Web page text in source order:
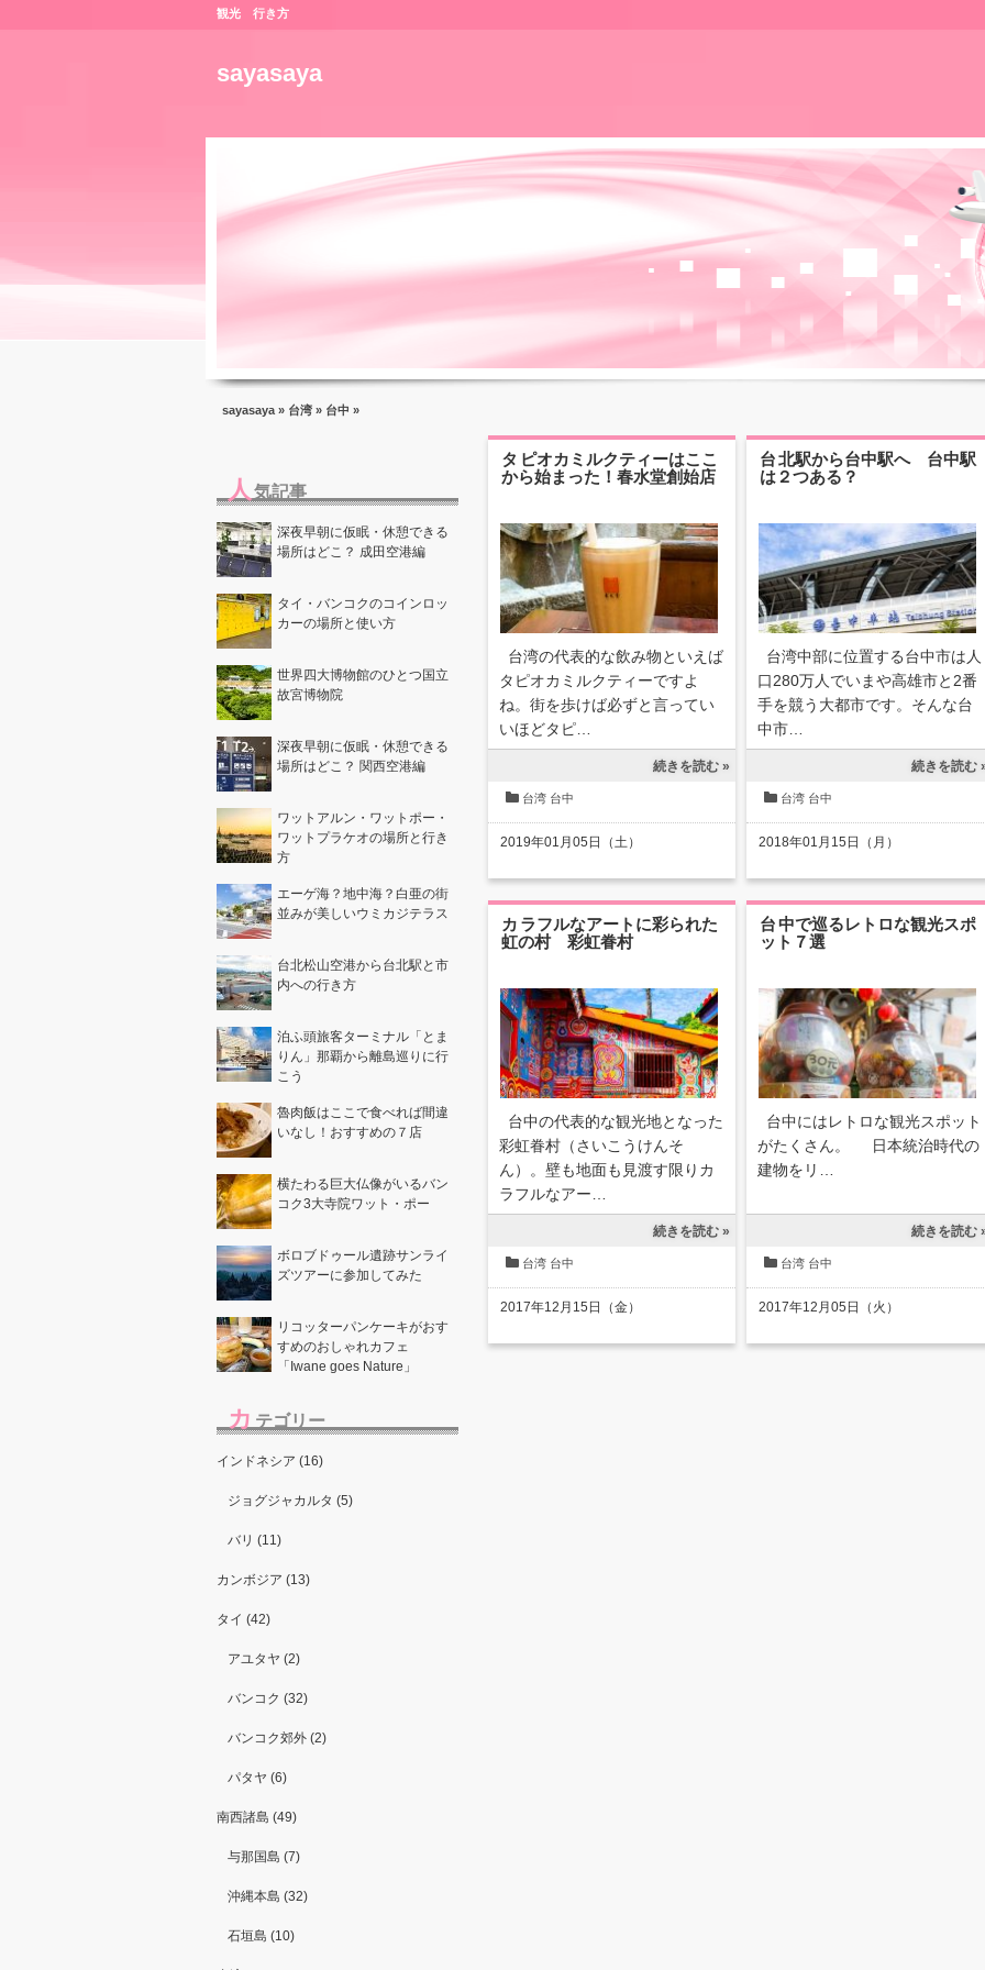
観光 行き方
sayasaya
sayasaya» 台湾» 台中 »
タピオカミルクティーはここ
から始まった！春水堂創始店
台湾の代表的な飲み物といえば
タピオカミルクティーですよ
ね。街を歩けば必ずと言ってい
いほどタピ…
続きを読む »
台湾 台中
2019年01月05日（土）
台北駅から台中駅へ 台中駅
は２つある？
台湾中部に位置する台中市は人
口280万人でいまや高雄市と2番
手を競う大都市です。そんな台
中市…
続きを読む
台湾 台中
2018年01月15日（月）
カラフルなアートに彩られた
虹の村 彩虹眷村
台中の代表的な観光地となった
彩虹眷村（さいこうけんそ
ん）。壁も地面も見渡す限りカ
ラフルなアー…
続きを読む »
台湾 台中
2017年12月15日（金）
台中で巡るレトロな観光スポ
ット７選
台中にはレトロな観光スポット
がたくさん。 日本統治時代の
建物をリ…
続きを読む
台湾 台中
2017年12月05日（火）
人気記事
深夜早朝に仮眠・休憩できる
場所はどこ？ 成田空港編
タイ・バンコクのコインロッ
カーの場所と使い方
世界四大博物館のひとつ国立
故宮博物院
深夜早朝に仮眠・休憩できる
場所はどこ？ 関西空港編
ワットアルン・ワットポー・
ワットプラケオの場所と行き
方
エーゲ海？地中海？白亜の街
並みが美しいウミカジテラス
台北松山空港から台北駅と市
内への行き方
泊ふ頭旅客ターミナル「とま
りん」那覇から離島巡りに行
こう
魯肉飯はここで食べれば間違
いなし！おすすめの７店
横たわる巨大仏像がいるバン
コク3大寺院ワット・ポー
ボロブドゥール遺跡サンライ
ズツアーに参加してみた
リコッターパンケーキがおす
すめのおしゃれカフェ
「Iwane goes Nature」
カ テゴリー
インドネシア (16)
ジョグジャカルタ (5)
バリ (11)
カンボジア (13)
タイ (42)
アユタヤ (2)
バンコク (32)
バンコク郊外 (2)
パタヤ (6)
南西諸島 (49)
与那国島 (7)
沖縄本島 (32)
石垣島 (10)